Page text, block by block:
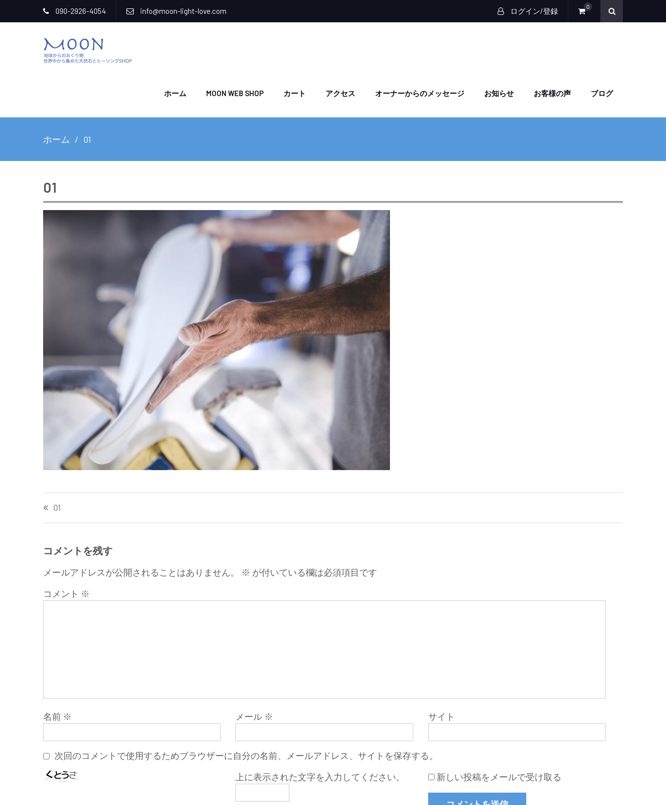
090-2926-4054 info@moon-light-love.com ログイン/登録 0
ホーム MOON WEB SHOP カート アクセス オーナーからのメッセージ お知らせ お客様の声 ブログ
ホーム 01
01
投
稿
ナ
ゲ
シ
ョ
ン
01
コメントを残す
メールアドレスが公開されることはありません。 ※ が付いている欄は必須項目です
コメント ※
名前 ※ メール ※ サイト
次回のコメントで使用するためブラウザーに自分の名前、メールアドレス、サイトを保存する。
上に表示された文字を入力してください。
新しい投稿をメールで受け取る